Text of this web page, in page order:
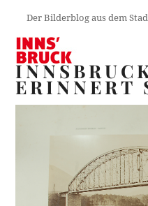
Der Bilderblog aus dem
ERINNERT